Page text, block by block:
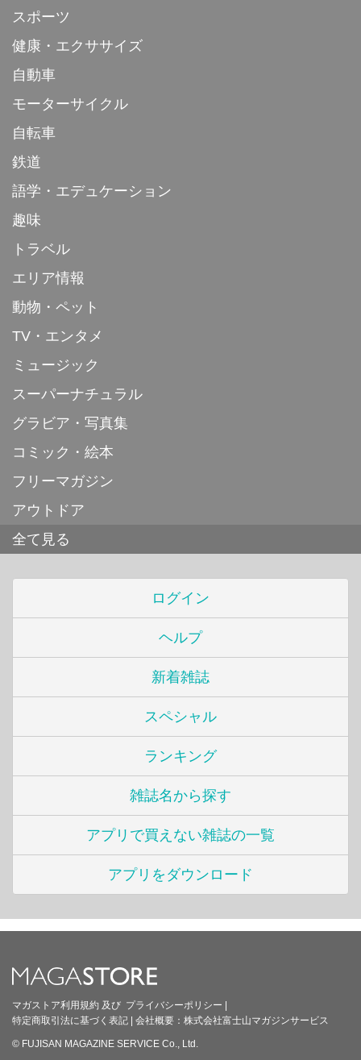
スポーツ
健康・エクササイズ
自動車
モーターサイクル
自転車
鉄道
語学・エデュケーション
趣味
トラベル
エリア情報
動物・ペット
TV・エンタメ
ミュージック
スーパーナチュラル
グラビア・写真集
コミック・絵本
フリーマガジン
アウトドア
全て見る
ログイン
ヘルプ
新着雑誌
スペシャル
ランキング
雑誌名から探す
アプリで買えない雑誌の一覧
アプリをダウンロード
マガストア利用規約 及び プライバシーポリシー
特定商取引法に基づく表記
会社概要： 株式会社富士山マガジンサービス
© FUJISAN MAGAZINE SERVICE Co., Ltd.